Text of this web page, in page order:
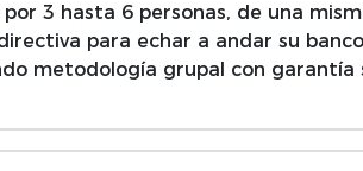
3 hasta 6 personas, de una
para echar a andar su
metodología grupal con garantía